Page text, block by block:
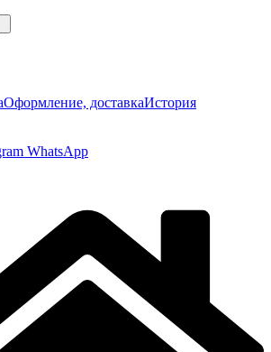
Оформление, доставкаИстория
WhatsApp